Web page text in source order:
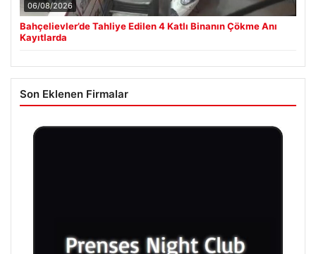
06/08/2026
Bahçelievler’de Tahliye Edilen 4 Katlı Binanın Çökme Anı
Kayıtlarda
Son Eklenen Firmalar